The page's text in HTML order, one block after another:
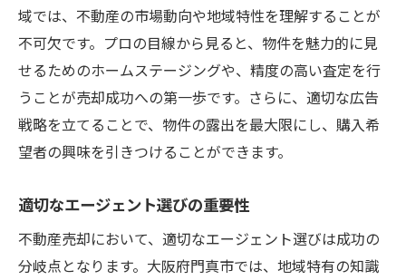
域では、不動産の市場動向や地域特性を理解することが
不可欠です。プロの目線から見ると、物件を魅力的に見
せるためのホームステージングや、精度の高い査定を行
うことが売却成功への第一歩です。さらに、適切な広告
戦略を立てることで、物件の露出を最大限にし、購入希
望者の興味を引きつけることができます。
適切なエージェント選びの重要性
不動産売却において、適切なエージェント選びは成功の
分岐点となります。大阪府門真市では、地域特有の知識